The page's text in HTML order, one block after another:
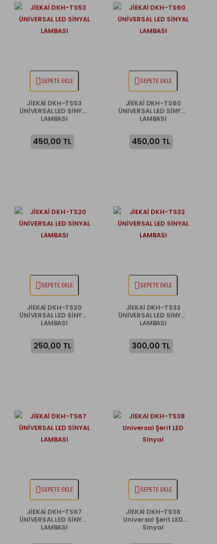
SEPETE EKLE
JİEKAİ DKH-TS53
ÜNİVERSAL LED SİNYAL
LAMBASI
450,00 TL
SEPETE EKLE
JİEKAİ DKH-TS60
ÜNİVERSAL LED SİNYAL
LAMBASI
450,00 TL
SEPETE EKLE
JİEKAİ DKH-TS20
ÜNİVERSAL LED SİNYAL
LAMBASI
250,00 TL
SEPETE EKLE
JİEKAİ DKH-TS32
ÜNİVERSAL LED SİNYAL
LAMBASI
300,00 TL
SEPETE EKLE
JİEKAİ DKH-TS67
ÜNİVERSAL LED SİNYAL
LAMBASI
SEPETE EKLE
JİEKAİ DKH-TS38
Universal Şerit LED
Sinyal